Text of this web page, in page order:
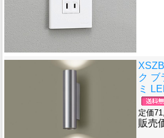
ク ブ
ミ
定価
販売